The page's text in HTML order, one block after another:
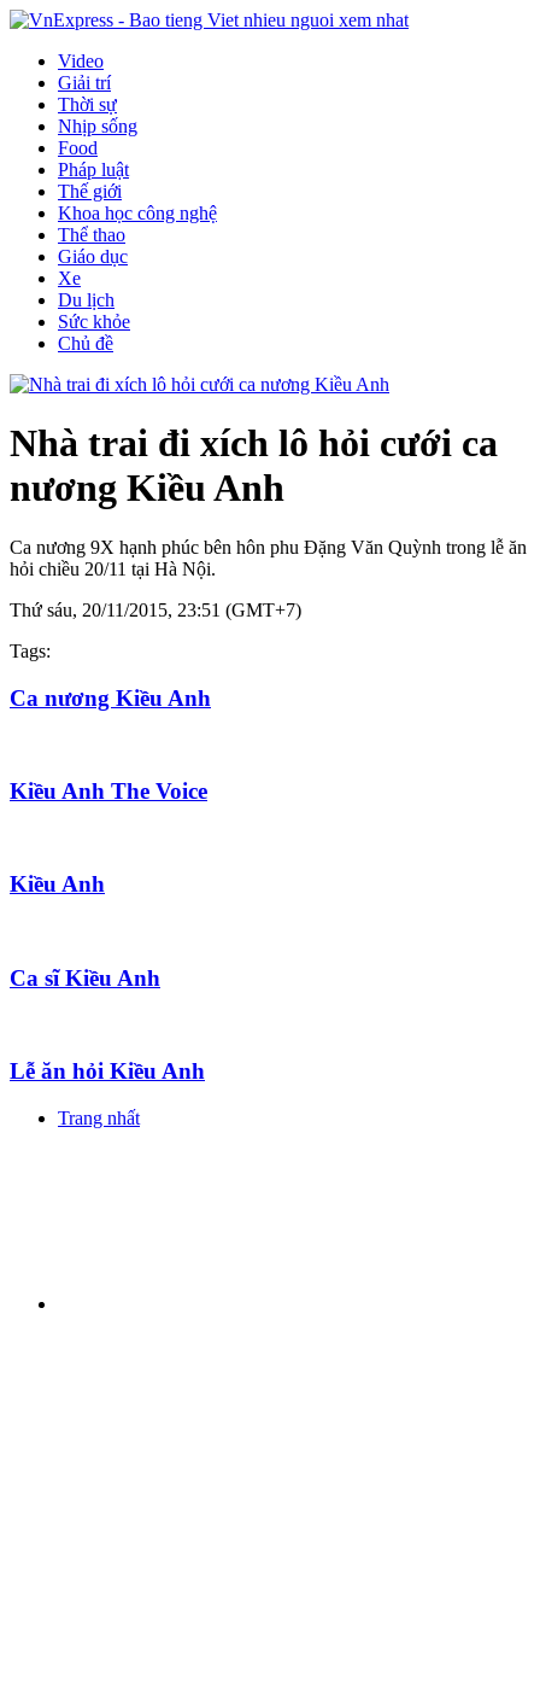
Video
Giải trí
Thời sự
Nhịp sống
Food
Pháp luật
Thế giới
Khoa học công nghệ
Thể thao
Giáo dục
Xe
Du lịch
Sức khỏe
Chủ đề
Nhà trai đi xích lô hỏi cưới ca
nương Kiều Anh
Ca nương 9X hạnh phúc bên hôn phu Đặng Văn Quỳnh trong lễ ăn
hỏi chiều 20/11 tại Hà Nội.
Thứ sáu, 20/11/2015, 23:51 (GMT+7)
Tags:
Ca nương Kiều Anh
Kiều Anh The Voice
Kiều Anh
Ca sĩ Kiều Anh
Lễ ăn hỏi Kiều Anh
Trang nhất